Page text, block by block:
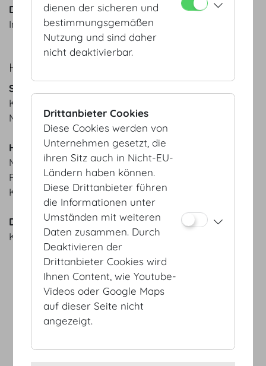
Dessert
Ingwer-Karotten-Torte
HERBST
Suppe
Kürbiscremesuppe | Kardamomcracker
MOTTO Bio-Brot aus der hauseigenen Backstube
Hauptspeisen
MOTTO Kalbsbutterschnitzel | Erdäpfelpüree |
Röstzwiebel
Kürbisgulasch | Linsen | Chili
Dessert
Kaiserschmarrn | Apfelkompott vom Steirer Apfel
AGB
dienen der sicheren und
bestimmungsgemäßen
Nutzung und sind daher
nicht deaktivierbar.
Drittanbieter Cookies
Diese Cookies werden von
Unternehmen gesetzt, die
ihren Sitz auch in Nicht-EU-
Ländern haben können.
Diese Drittanbieter führen
die Informationen unter
Umständen mit weiteren
Daten zusammen. Durch
Deaktivieren der
Drittanbieter Cookies wird
Ihnen Content, wie Youtube-
Videos oder Google Maps
auf dieser Seite nicht
angezeigt.